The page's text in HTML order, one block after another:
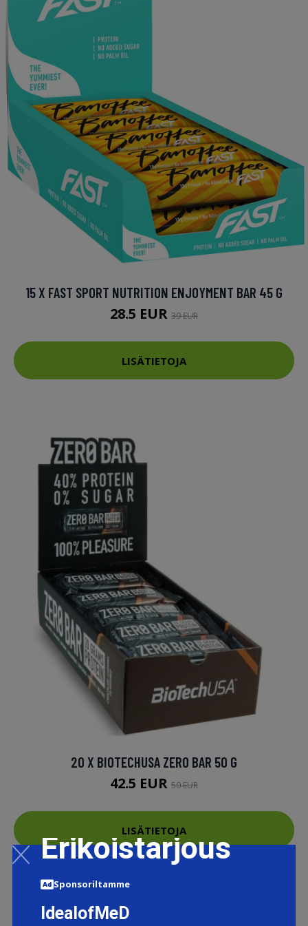
15 X FAST SPORT NUTRITION ENJOYMENT BAR 45 G
28.5 EUR 39 EUR
LISÄTIETOJA
20 X BIOTECHUSA ZERO BAR 50 G
42.5 EUR 50 EUR
LISÄTIETOJA
Erikoistarjous
Sponsoriltamme
IdealofMeD